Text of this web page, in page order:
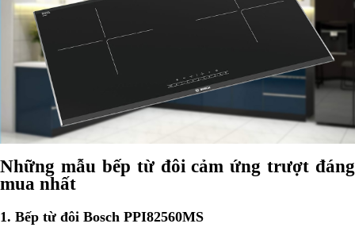
Những mẫu bếp từ đôi cảm ứng trượt đáng
mua nhất
1. Bếp từ đôi Bosch PPI82560MS